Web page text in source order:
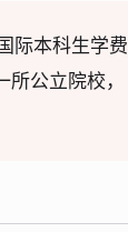
际本科生学费
公立院校，